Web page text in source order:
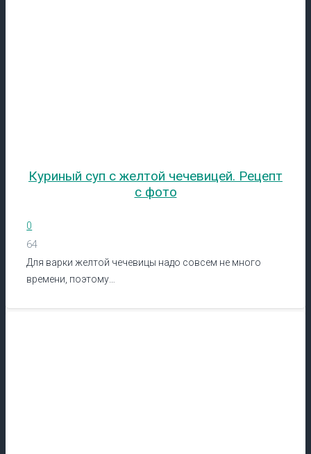
Куриный суп с желтой чечевицей. Рецепт
с фото
0
64
Для варки желтой чечевицы надо совсем не много
времени, поэтому…